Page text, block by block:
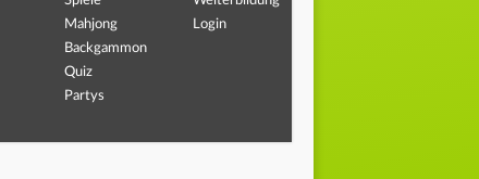
Mahjong
Backgammon
Quiz
Partys
Login